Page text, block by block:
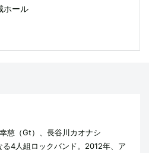
ホール
慈（Gt）、長谷川カオナシ
る4人組ロックバンド。2012年、ア